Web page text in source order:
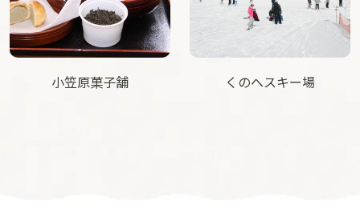
小笠原菓子舗 くのへスキー場